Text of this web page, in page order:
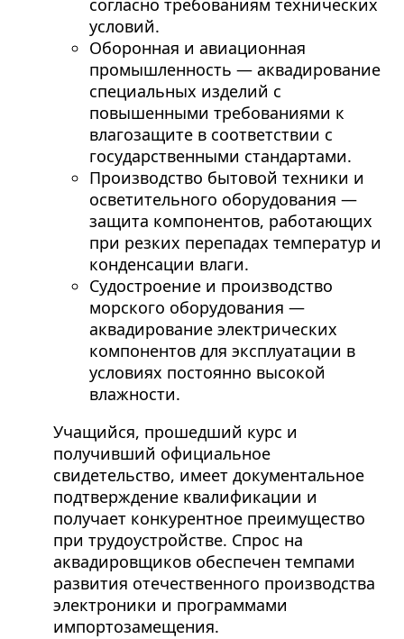
согласно требованиям технических
условий.
Оборонная и авиационная
промышленность — аквадирование
специальных изделий с
повышенными требованиями к
влагозащите в соответствии с
государственными стандартами.
Производство бытовой техники и
осветительного оборудования —
защита компонентов, работающих
при резких перепадах температур и
конденсации влаги.
Судостроение и производство
морского оборудования —
аквадирование электрических
компонентов для эксплуатации в
условиях постоянно высокой
влажности.
Учащийся, прошедший курс и
получивший официальное
свидетельство, имеет документальное
подтверждение квалификации и
получает конкурентное преимущество
при трудоустройстве. Спрос на
аквадировщиков обеспечен темпами
развития отечественного производства
электроники и программами
импортозамещения.